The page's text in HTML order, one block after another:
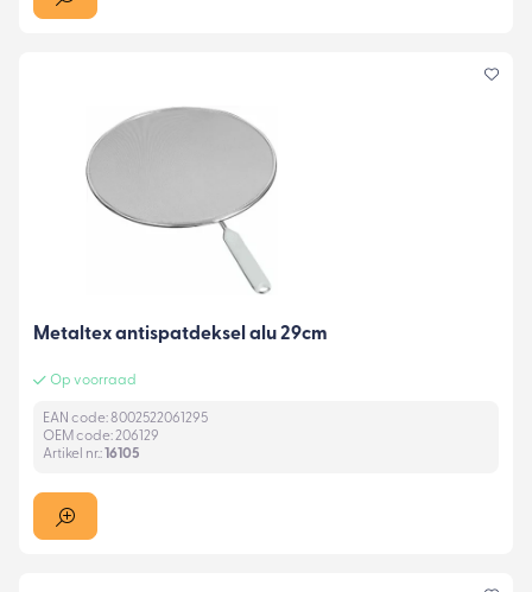
Metaltex antispatdeksel alu 29cm
Op voorraad
EAN code: 8002522061295
OEM code: 206129
Artikel nr.: 16105